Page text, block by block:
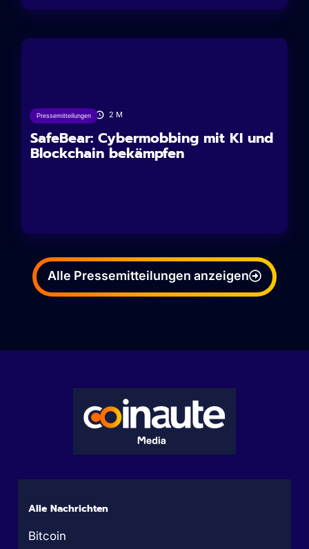
Pressemitteilungen
11/07/2024 2 M
SafeBear: Cybermobbing mit KI und
Blockchain bekämpfen
Alle Pressemitteilungen anzeigen
Alle Nachrichten
Bitcoin